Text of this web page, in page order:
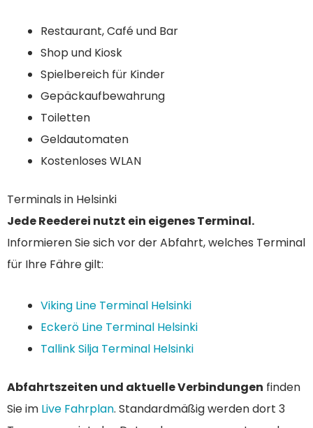
Restaurant, Café und Bar
Shop und Kiosk
Spielbereich für Kinder
Gepäckaufbewahrung
Toiletten
Geldautomaten
Kostenloses WLAN
Terminals in Helsinki
Jede Reederei nutzt ein eigenes Terminal.
Informieren Sie sich vor der Abfahrt, welches Terminal
für Ihre Fähre gilt:
Viking Line Terminal Helsinki
Eckerö Line Terminal Helsinki
Tallink Silja Terminal Helsinki
Abfahrtszeiten und aktuelle Verbindungen finden
Sie im Live Fahrplan. Standardmäßig werden dort 3